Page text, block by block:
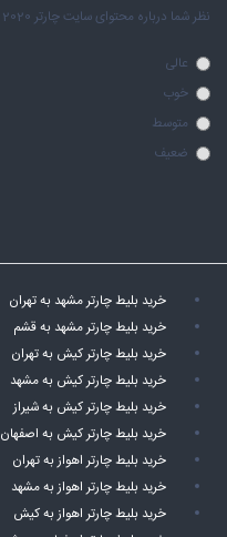
نظر شما درباره محتوای سایت چارتر 2020 چیست؟
عالی
خوب
متوسط
ضعیف
خرید بلیط چارتر مشهد به تهران
خرید بلیط چارتر مشهد به قشم
خرید بلیط چارتر کیش به تهران
خرید بلیط چارتر کیش به مشهد
خرید بلیط چارتر کیش به شیراز
خرید بلیط چارتر کیش به اصفهان
خرید بلیط چارتر اهواز به تهران
خرید بلیط چارتر اهواز به مشهد
خرید بلیط چارتر اهواز به کیش